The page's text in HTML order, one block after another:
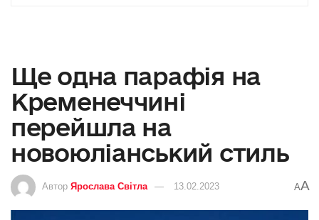
Ще одна парафія на
Кременеччині
перейшла на
новоюліанський стиль
Автор Ярослава Світла 13.02.2023 AA